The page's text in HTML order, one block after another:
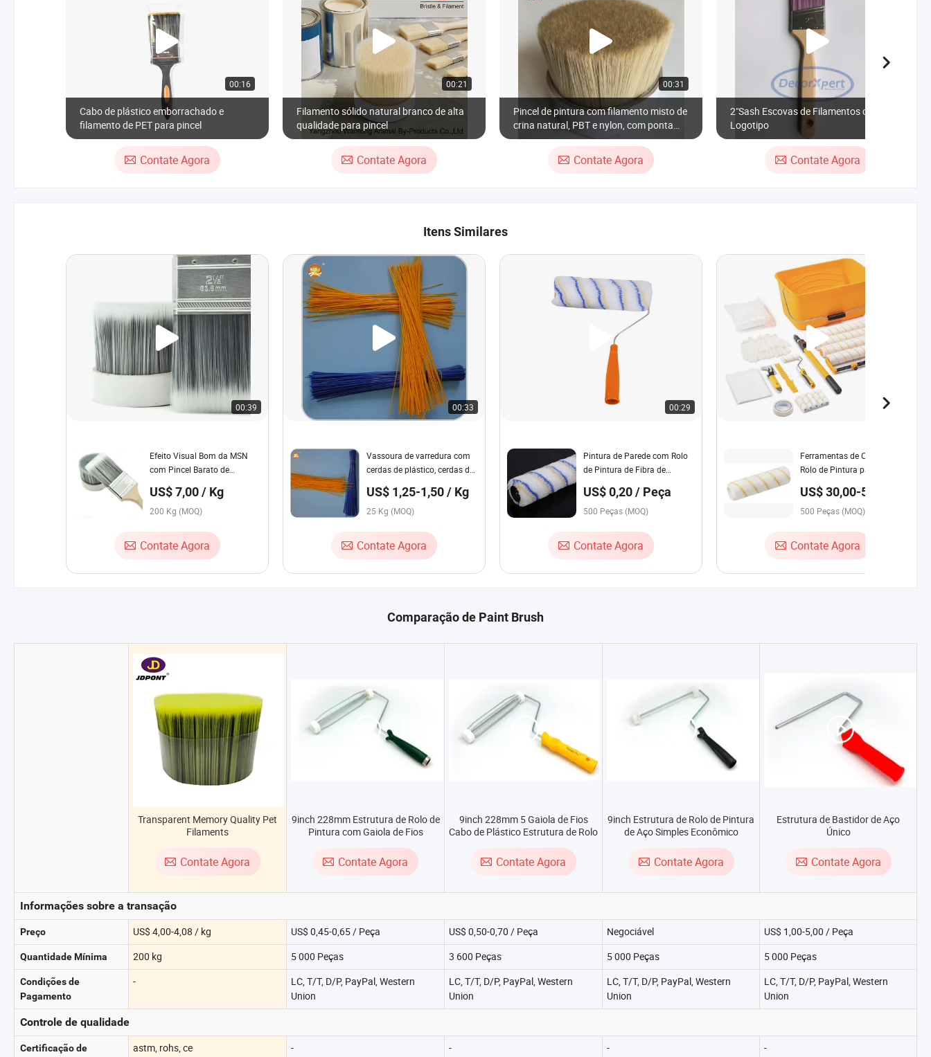
00:16
Cabo de plástico emborrachado e
filamento de PET para pincel
Contate Agora
00:21
Filamento sólido natural branco de alta
qualidade para pincel
Contate Agora
00:31
Pincel de pintura com filamento misto de
crina natural, PBT e nylon, com ponta
afilada
Contate Agora
2"Sash Escovas de Filamentos com
Logotipo
Contate Agora
Itens Similares
00:39
Efeito Visual Bom da MSN
com Pincel Barato de
Preto e Branco
US$ 7,00 / Kg
200 Kg (MOQ)
Contate Agora
00:33
Vassoura de varredura com
cerdas de plástico, cerdas de
polipropileno
US$ 1,25-1,50 / Kg
25 Kg (MOQ)
Contate Agora
00:29
Pintura de Parede com Rolo
de Pintura de Fibra de
Profissional Industrial 9
Polegada
US$ 0,20 / Peça
500 Peças (MOQ)
Contate Agora
00:18
Ferramentas de Construção
Rolo de Pintura para Drywall
US$ 30,00-50,00 /
Peça
500 Peças (MOQ)
Contate Agora
Comparação de Paint Brush
Transparent Memory Quality Pet
Filaments
Contate Agora
9inch 228mm Estrutura de Rolo de
Pintura com Gaiola de Fios
Contate Agora
9inch 228mm 5 Gaiola de Fios
Cabo de Plástico Estrutura de Rolo
Contate Agora
9inch Estrutura de Rolo de Pintura
de Aço Simples Econômico
Contate Agora
Estrutura de Bastidor de Aço
Único
Contate Agora
Informações sobre a transação
Preço US$ 4,00-4,08 / kg US$ 0,45-0,65 / Peça US$ 0,50-0,70 / Peça Negociável US$ 1,00-5,00 / Peça
Quantidade Mínima 200 kg 5 000 Peças 3 600 Peças 5 000 Peças 5 000 Peças
Condições de
Pagamento
-
LC, T/T, D/P, PayPal, Western
Union
LC, T/T, D/P, PayPal, Western
Union
LC, T/T, D/P, PayPal, Western
Union
LC, T/T, D/P, PayPal, Western
Union
Controle de qualidade
Certificação de astm, rohs, ce - - - -